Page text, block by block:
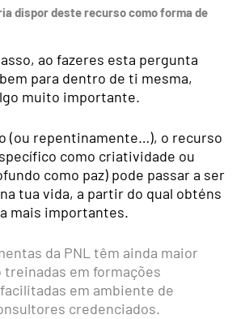
dispor deste recurso como forma de
ao faze­res esta pergunta
para dentro de ti mes­ma,
muito importante.
(ou repen­tinamente…), o recurso
como cria­tividade ou
como paz) pode passar a ser
tua vida, a partir do qual obténs
mais importantes.
da PNL têm ainda maior
treinadas em forma­ções
em ambiente de
credenciados.